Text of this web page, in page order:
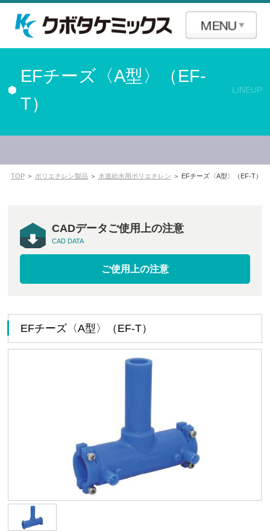
EFチーズ〈A型〉（EF-
T）
LINEUP
TOP＞ ポリエチレン製品 ＞ 水道給水用ポリエチレン ＞ EFチーズ〈A型〉（EF-T）
CADデータご使用上の注意
CAD DATA
ご使用上の注意
EFチーズ〈A型〉（EF-T）